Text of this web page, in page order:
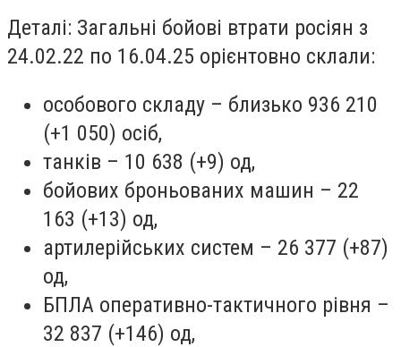
Деталі: Загальні бойові втрати росіян з
24.02.22 по 16.04.25 орієнтовно склали:
особового складу – близько 936 210
(+1 050) осіб,
танків – 10 638 (+9) од,
бойових броньованих машин – 22
163 (+13) од,
артилерійських систем – 26 377 (+87)
од,
БПЛА оперативно-тактичного рівня –
32 837 (+146) од,